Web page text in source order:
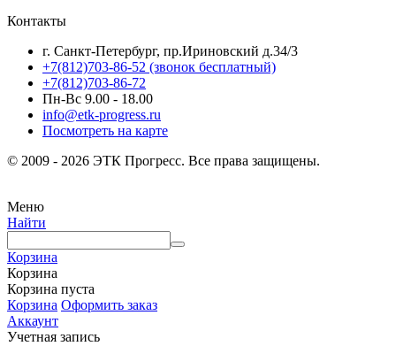
Контакты
г. Санкт-Петербург, пр.Ириновский д.34/3
+7(812)703-86-52 (звонок бесплатный)
+7(812)703-86-72
Пн-Вс 9.00 - 18.00
info@etk-progress.ru
Посмотреть на карте
© 2009 - 2026 ЭТК Прогресс. Все права защищены.
Меню
Найти
Корзина
Корзина
Корзина пуста
Корзина Оформить заказ
Аккаунт
Учетная запись